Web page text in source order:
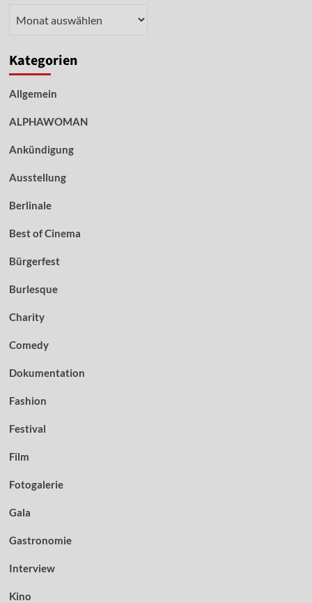
Kategorien
Allgemein
ALPHAWOMAN
Ankündigung
Ausstellung
Berlinale
Best of Cinema
Bürgerfest
Burlesque
Charity
Comedy
Dokumentation
Fashion
Festival
Film
Fotogalerie
Gala
Gastronomie
Interview
Kino